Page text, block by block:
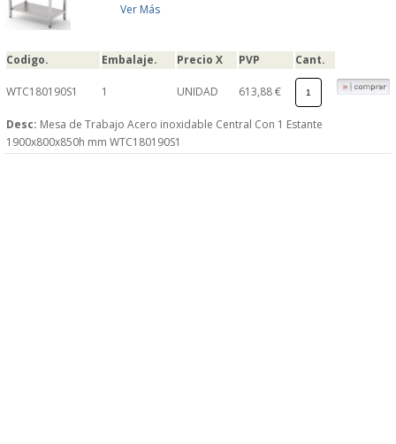
Ver Más
Codigo. Embalaje. Precio X PVP Cant.
WTC180190S1 1 UNIDAD 613,88 €
Desc: Mesa de Trabajo Acero inoxidable Central Con 1 Estante
1900x800x850h mm WTC180190S1